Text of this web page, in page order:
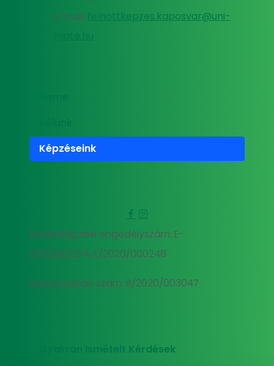
E-mail:
felnottkepzes.kaposvar@uni-
Képzéseink
Felnőttképzési engedélyszám: E-
000293/2014, E/2020/000248
Nyilvántartási szám: B/2020/003047
Gyakran Ismételt Kérdések